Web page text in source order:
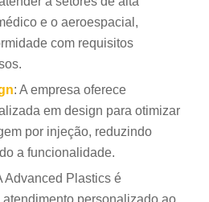
e o aeroespacial,
com requisitos
: A empresa oferece
em design para otimizar
por injeção, reduzindo
a funcionalidade.
Advanced Plastics é
personalizado ao